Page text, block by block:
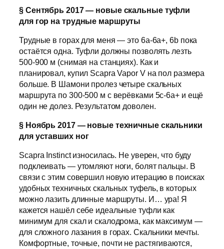
§ Сентябрь 2017 — новые скальные туфли
для гор на трудные маршруты
Трудные в горах для меня — это 6а-6а+, 6b пока
остаётся одна. Туфли должны позволять лезть
500-900 м (снимая на станциях). Как и
планировал, купил Scapra Vapor V на пол размера
больше. В Шамони пролез четыре скальных
маршрута по 300-500 м с верёвками 5с-6а+ и ещё
один не долез. Результатом доволен.
§ Ноябрь 2017 — новые техничные скальники
для уставших ног
Scapra Instinct износилась. Не уверен, что буду
подклеивать — утомляют ноги, болят пальцы. В
связи с этим совершил новую итерацию в поисках
удобных техничных скальных туфель, в которых
можно лазить длинные маршруты. И… ура! Я
кажется нашёл себе идеальные туфли как
минимум для скал и скалодрома, как максимум —
для сложного лазания в горах. Скальники мечты.
Комфортные, точные, почти не растягиваются,